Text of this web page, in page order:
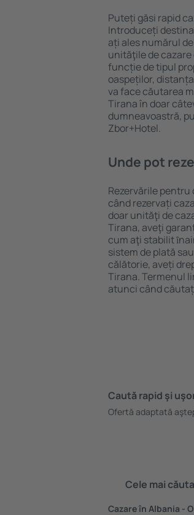
Puteți găsi rapid
Introduceți
ați ales numărul
unităţile de
funcție de tipul
oaspeților,
va face căutarea
Tirana în doar
dumneavoastră,
Zbor+Hotel.
Unde pot
Rezervările
când rezervați
doar unităţi de
Tirana, aveţi
cum aţi stabilit
sistem de plată
călătorie, aveți
Tirana. Termenul
atunci când
Caută rapid şi
Ofertă adaptată
Cele mai
Cazare în Albania -